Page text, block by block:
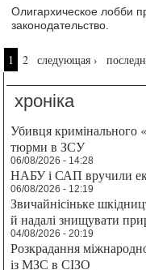
Олигархическое лобби
законодательство.
Страницы
1 2 следующая ›
хроніка
Убивця кримінального
тюрми в ЗСУ
06/08/2026 - 14:28
НАБУ і САП вручили
06/08/2026 - 12:19
Звичайнісіньке
й надалі знищувати
04/08/2026 - 20:19
Розкрадання
із МЗС в СІЗО